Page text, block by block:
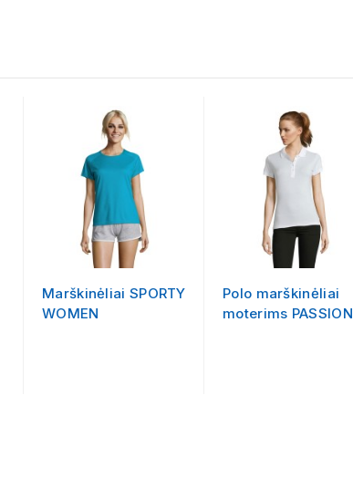
Marškinėliai SPORTY
WOMEN
Polo marškinėliai
moterims PASSION